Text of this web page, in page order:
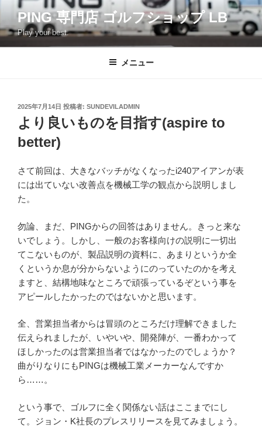
テ
ン
PING 専門店 ゴルフショップ LB
Play your best.
メニュー
投
日:
2025年7月14日 投稿者: SUNDEVILADMIN
より良いものを目指す(aspire to
better)
さて前回は、大きなバッチがなくなったi240アイアンが表
には出ていない改善点を機械工学の観点から説明しまし
た。
勿論、まだ、PINGからの回答はありません。きっと来な
いでしょう。しかし、一般のお客様向けの説明に一切出
てこないものが、製品説明の資料に、あまりというか全
くというか息が分からないようにのっていたのかを考え
ますと、結構地味なところで頑張っているぞという事を
アピールしたかったのではないかと思います。
全、営業担当者からは冒頭のところだけ理解できました
伝えられましたが、いやいや、開発陣が、一番わかって
ほしかったのは営業担当者ではなかったのでしょうか？
曲がりなりにもPINGは機械工業メーカーなんですか
ら……。
という事で、ゴルフに全く関係ない話はここまでにし
て。ジョン・K社長のプレスリリースを見てみましょう。